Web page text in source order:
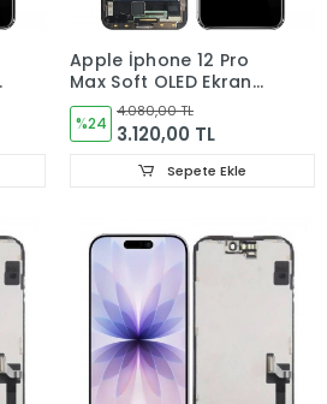
Apple İphone 12 Pro
Max Soft OLED Ekran
Dokunmatik Cam
%24
4.080,00 TL
3.120,00 TL
Sepete Ekle